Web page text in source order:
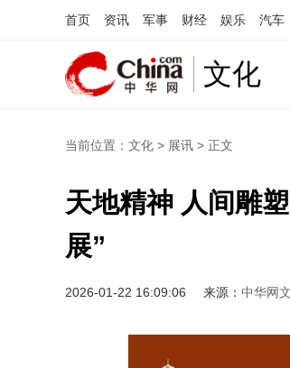
首页 资讯 军事 财经 娱乐 汽车
文化
当前位置： 文化 > 展讯 > 正文
天地精神 人间雕
展”
2026-01-22 16:09:06 来源： 中华网